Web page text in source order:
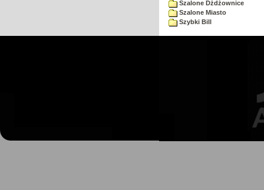
Szalone Dżdżownice
Szalone Miasto
Szybki Bill